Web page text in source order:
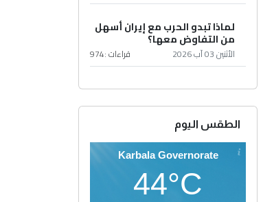
لماذا تبدو الحرب مع إيران أسهل
من التفاوض معها؟
الأثنين 03 آب 2026 قراءات :974
الطقس اليوم
Karbala Governorate
44°C